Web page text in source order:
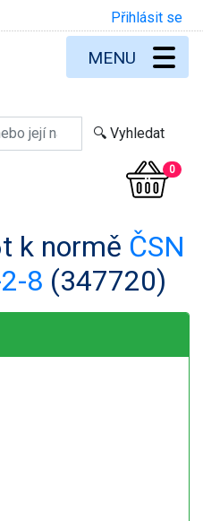
Přihlásit se
0
MENU
k normě ČSN
8 (347720)